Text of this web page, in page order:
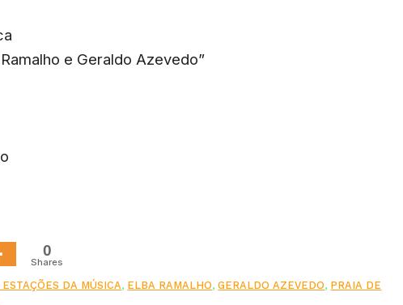
e Geraldo Azevedo”
0
Shares
DA MÚSICA, ELBA RAMALHO,GERALDO AZEVEDO, PRAIA DE